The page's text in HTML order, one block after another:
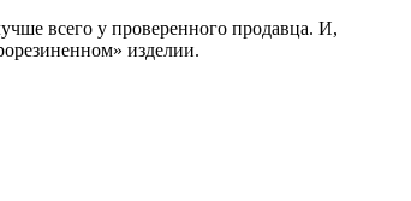
всего у проверенного продавца. И,
изделии.